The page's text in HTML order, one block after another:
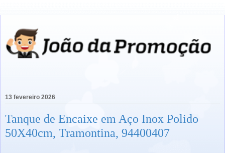
13 fevereiro 2026
Tanque de Encaixe em Aço Inox Polido
50X40cm, Tramontina, 94400407